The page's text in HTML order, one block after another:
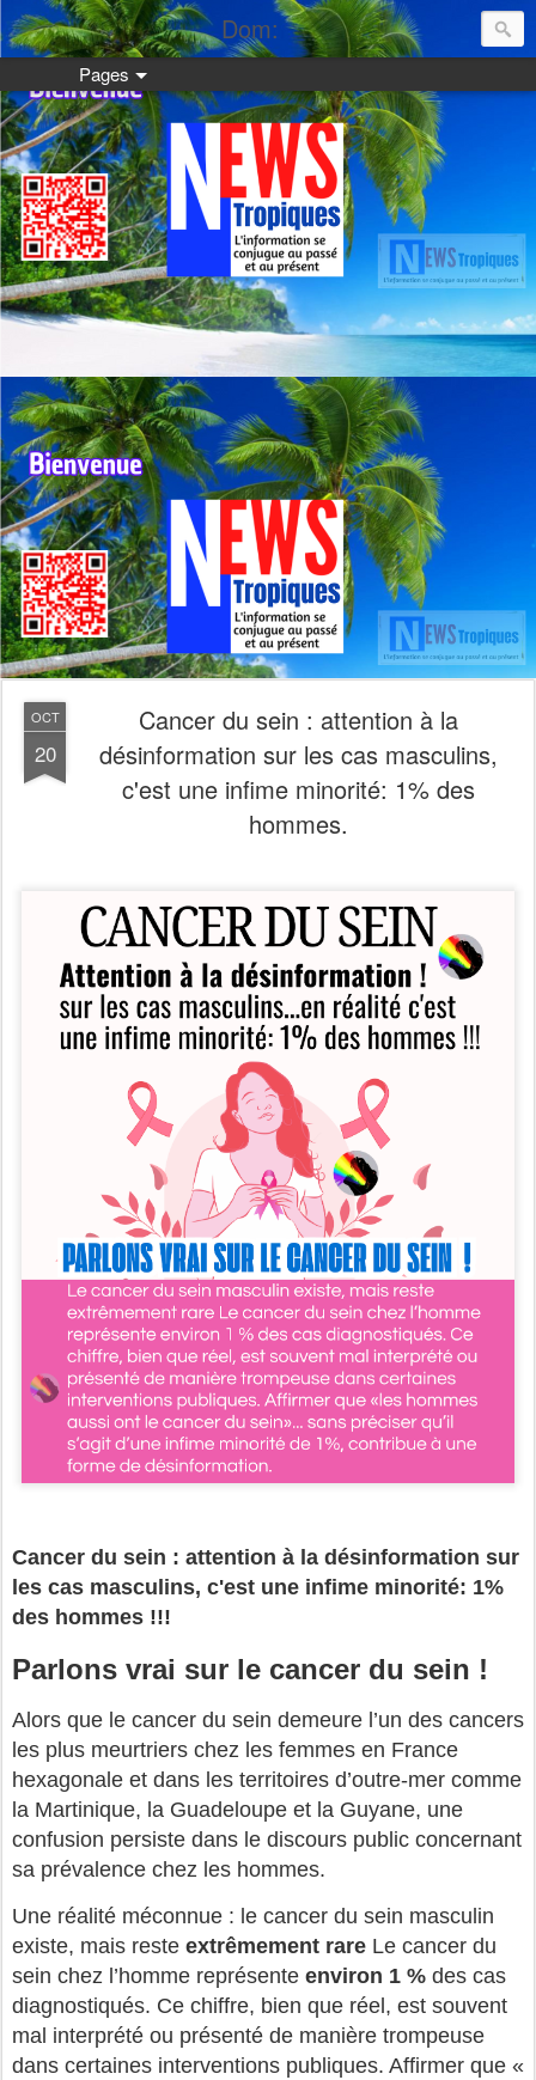
Dom:
Pages
OCT
20
Cancer du sein : attention à la
désinformation sur les cas masculins,
c'est une infime minorité: 1% des
hommes.
Cancer du sein : attention à la désinformation sur
les cas masculins, c'est une infime minorité: 1%
des hommes !!!
Parlons vrai sur le cancer du sein !
Alors que le cancer du sein demeure l’un des cancers
les plus meurtriers chez les femmes en France
hexagonale et dans les territoires d’outre-mer comme
la Martinique, la Guadeloupe et la Guyane, une
confusion persiste dans le discours public concernant
sa prévalence chez les hommes.
Une réalité méconnue : le cancer du sein masculin
existe, mais reste extrêmement rare Le cancer du
sein chez l’homme représente environ 1 % des cas
diagnostiqués. Ce chiffre, bien que réel, est souvent
mal interprété ou présenté de manière trompeuse
dans certaines interventions publiques. Affirmer que «